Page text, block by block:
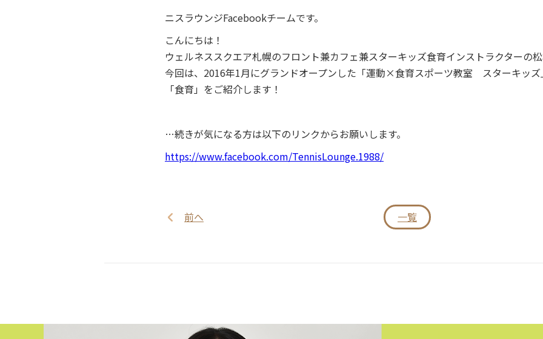
ニスラウンジFacebookチームです。
こんにちは！
ウェルネススクエア札幌のフロント兼カフェ兼スターキッズ食育インストラクターの
今回は、2016年1月にグランドオープンした「運動×食育スポーツ教室 スターキッ
「食育」をご紹介します！
…続きが気になる方は以下のリンクからお願いします。
https://www.facebook.com/TennisLounge.1988/
前へ 一覧